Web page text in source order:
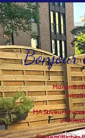
Bonjour
Marion &
MA Saveur ist
in